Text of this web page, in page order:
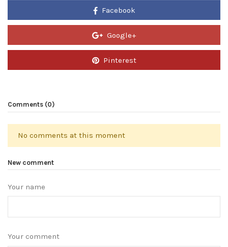
Facebook
Google+
Pinterest
Comments (0)
No comments at this moment
New comment
Your name
Your comment